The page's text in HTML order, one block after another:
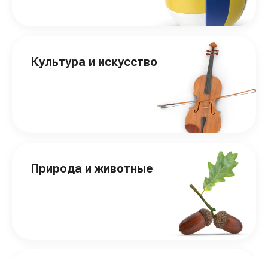
Культура и искусство
Природа и животные